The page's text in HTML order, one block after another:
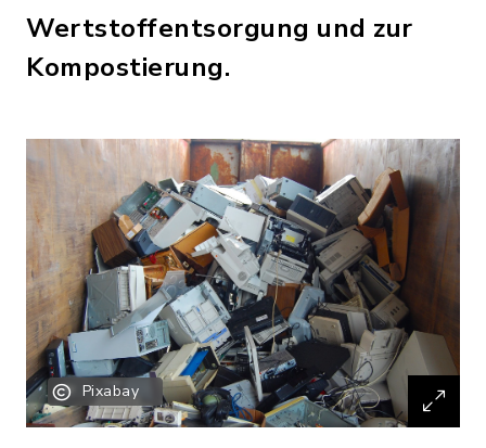
Wertstoffentsorgung und zur
Kompostierung.
Pixabay